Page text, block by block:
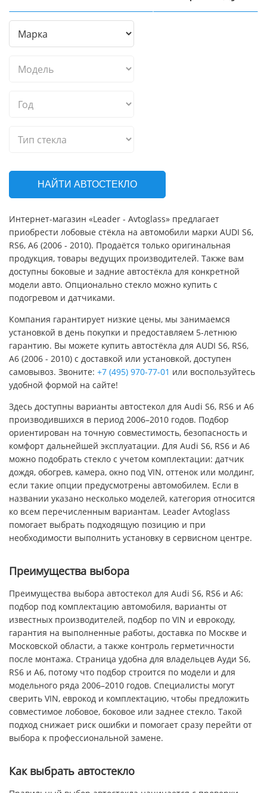
НАЙТИ АВТОСТЕКЛО
Интернет-магазин «Leader - Avtoglass» предлагает
приобрести лобовые стёкла на автомобили марки AUDI S6,
RS6, A6 (2006 - 2010). Продаётся только оригинальная
продукция, товары ведущих производителей. Также вам
доступны боковые и задние автостёкла для конкретной
модели авто. Опционально стекло можно купить с
подогревом и датчиками.
Компания гарантирует низкие цены, мы занимаемся
установкой в день покупки и предоставляем 5-летнюю
гарантию. Вы можете купить автостёкла для AUDI S6, RS6,
A6 (2006 - 2010) с доставкой или установкой, доступен
самовывоз. Звоните: +7 (495) 970-77-01 или воспользуйтесь
удобной формой на сайте!
Здесь доступны варианты автостекол для Audi S6, RS6 и A6
производившихся в период 2006–2010 годов. Подбор
ориентирован на точную совместимость, безопасность и
комфорт дальнейшей эксплуатации. Для Audi S6, RS6 и A6
можно подобрать стекло с учетом комплектации: датчик
дождя, обогрев, камера, окно под VIN, оттенок или молдинг,
если такие опции предусмотрены автомобилем. Если в
названии указано несколько моделей, категория относится
ко всем перечисленным вариантам. Leader Avtoglass
помогает выбрать подходящую позицию и при
необходимости выполнить установку в сервисном центре.
Преимущества выбора
Преимущества выбора автостекол для Audi S6, RS6 и A6:
подбор под комплектацию автомобиля, варианты от
известных производителей, подбор по VIN и еврокоду,
гарантия на выполненные работы, доставка по Москве и
Московской области, а также контроль герметичности
после монтажа. Страница удобна для владельцев Ауди S6,
RS6 и A6, потому что подбор строится по модели и для
модельного ряда 2006–2010 годов. Специалисты могут
сверить VIN, еврокод и комплектацию, чтобы предложить
совместимое лобовое, боковое или заднее стекло. Такой
подход снижает риск ошибки и помогает сразу перейти от
выбора к профессиональной замене.
Как выбрать автостекло